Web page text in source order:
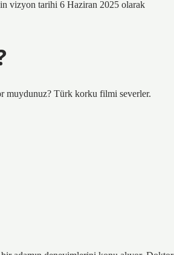
vizyon tarihi 6 Haziran 2025 olarak
muydunuz? Türk korku filmi severler.